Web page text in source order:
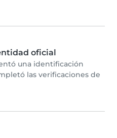
oficial
una identificación
las verificaciones de